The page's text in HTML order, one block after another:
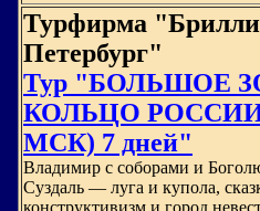
Турфирма
Петербург"
Тур "БОЛЬШОЕ
КОЛЬЦО РОССИИ
МСК) 7 дней"
Владимир с соборами и
Суздаль — луга и купола,
конструктивизм и город